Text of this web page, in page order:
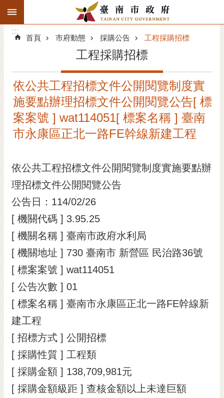
跳到主要內容區塊
搜
階
精彩府城
市府動態
市府團隊
主題服務
市政資訊
市民互動
偉
哲
光
花
桐
花
祭
網
站
:::
:::
首頁 市府動態 採購公告 工程採購招標
工程採購招標
依公共工程招標文件公開閱覽制度實
施要點辦理招標文件公開閱覽公告[ 標
案案號 ] wat114051[ 標案名稱 ] 臺南
市永康區正北一路FE幹線新建工程
依公共工程招標文件公開閱覽制度實施要點辦
理招標文件公開閱覽公告
公告日：114/02/26
[ 機關代碼 ] 3.95.25
[ 機關名稱 ] 臺南市政府水利局
[ 機關地址 ] 730 臺南市 新營區 民治路36號
[ 標案案號 ] wat114051
[ 公告次數 ] 01
[ 標案名稱 ] 臺南市永康區正北一路FE幹線新
建工程
[ 招標方式 ] 公開招標
[ 採購性質 ] 工程類
[ 採購金額 ] 138,709,981元
[ 採購金額級距 ] 查核金額以上未達巨額